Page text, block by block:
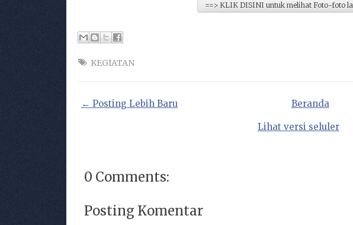
==> KLIK DISINI untuk melihat Foto-foto
KEGIATAN
← Posting Lebih Baru Beranda
Lihat versi seluler
0 Comments:
Posting Komentar